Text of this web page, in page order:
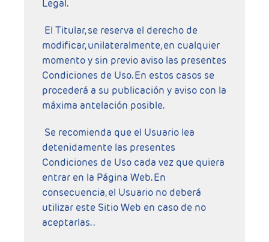
Legal.
El Titular, se reserva el derecho de
modificar, unilateralmente, en cualquier
momento y sin previo aviso las presentes
Condiciones de Uso. En estos casos se
procederá a su publicación y aviso con la
máxima antelación posible.
Se recomienda que el Usuario lea
detenidamente las presentes
Condiciones de Uso cada vez que quiera
entrar en la Página Web. En
consecuencia, el Usuario no deberá
utilizar este Sitio Web en caso de no
aceptarlas. .